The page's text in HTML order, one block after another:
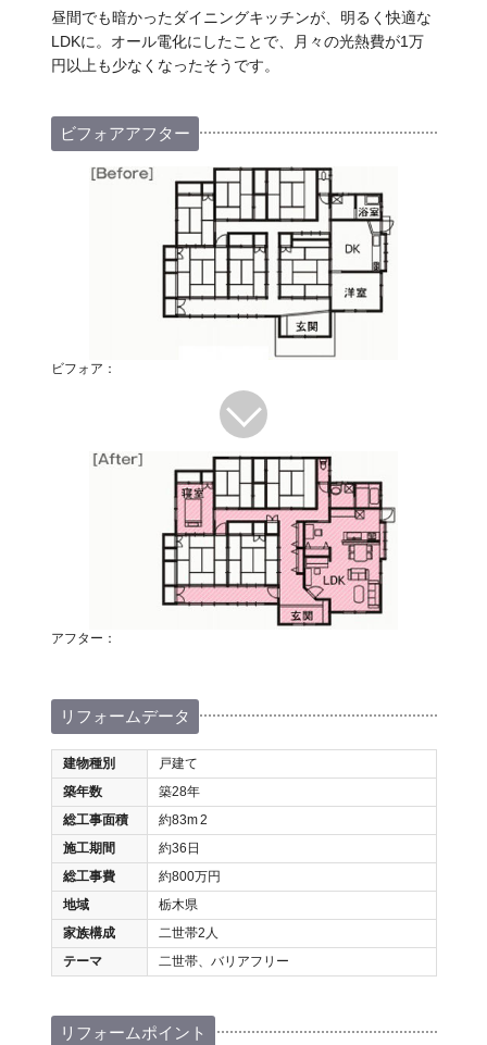
昼間でも暗かったダイニングキッチンが、明るく快適な
LDKに。オール電化にしたことで、月々の光熱費が1万
円以上も少なくなったそうです。
ビフォアアフター
ビフォア：
アフター：
リフォームデータ
建物種別
戸建て
築年数
築28年
総工事面積
約83m2
施工期間
約36日
総工事費
約800万円
地域
栃木県
家族構成
二世帯2人
テーマ
二世帯、バリアフリー
リフォームポイント